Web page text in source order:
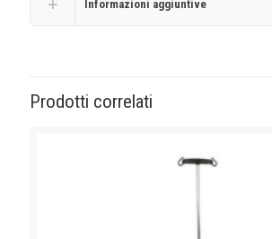
Informazioni aggiuntive
Prodotti correlati